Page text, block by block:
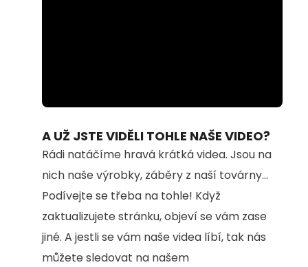
58.86%
A UŽ JSTE VIDĚLI TOHLE NAŠE VIDEO?
Rádi natáčíme hravá krátká videa. Jsou na
nich naše výrobky, záběry z naší továrny...
Podívejte se třeba na tohle! Když
zaktualizujete stránku, objeví se vám zase
jiné. A jestli se vám naše videa líbí, tak nás
můžete sledovat na našem